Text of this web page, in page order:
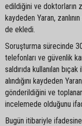
edildiğini ve doktorların
kaydeden Yaran,
de ekledi.
Soruşturma sürecinde
telefonları ve güvenlik
saldırıda kullanılan
alındığını kaydeden
gönderildiğini ve
incelemede olduğunu
Bugün itibariyle